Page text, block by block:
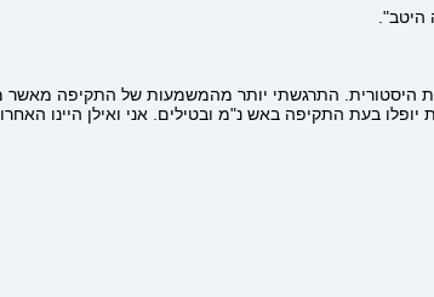
היטב".
התרגשתי יותר מהמשמעות של התקיפה מאשר
בעת התקיפה באש נ"מ ובטילים. אני ואילן היינו